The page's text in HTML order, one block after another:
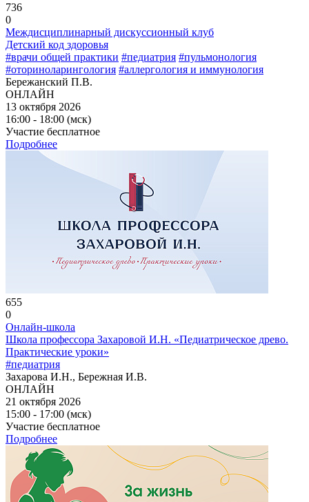
736
0
Междисциплинарный дискуссионный клуб
Детский код здоровья
#врачи общей практики #педиатрия #пульмонология
#оториноларингология #аллергология и иммунология
Бережанский П.В.
ОНЛАЙН
13 октября 2026
16:00 - 18:00 (мск)
Участие бесплатное
Подробнее
655
0
Онлайн-школа
Школа профессора Захаровой И.Н. «Педиатрическое древо.
Практические уроки»
#педиатрия
Захарова И.Н., Бережная И.В.
ОНЛАЙН
21 октября 2026
15:00 - 17:00 (мск)
Участие бесплатное
Подробнее